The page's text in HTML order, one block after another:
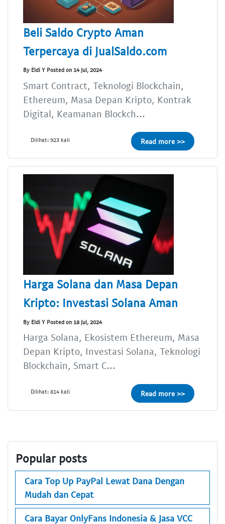
Beli Saldo Crypto Aman
Terpercaya di JualSaldo.com
By Eldi Y Posted on 14 Jul, 2024
Smart Contract, Teknologi Blockchain,
Ethereum, Masa Depan Kripto, Kontrak
Digital, Keamanan Blockch...
Dilihat: 923 kali Read more >>
Harga Solana dan Masa Depan
Kripto: Investasi Solana Aman
By Eldi Y Posted on 18 Jul, 2024
Harga Solana, Ekosistem Ethereum, Masa
Depan Kripto, Investasi Solana, Teknologi
Blockchain, Smart C...
Dilihat: 814 kali Read more >>
Popular posts
Cara Top Up PayPal Lewat Dana Dengan
Mudah dan Cepat
Cara Bayar OnlyFans Indonesia & Jasa VCC